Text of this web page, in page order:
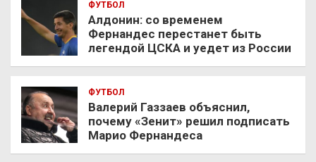
ФУТБОЛ
Алдонин: со временем
Фернандес перестанет быть
легендой ЦСКА и уедет из России
ФУТБОЛ
Валерий Газзаев объяснил,
почему «Зенит» решил подписать
Марио Фернандеса